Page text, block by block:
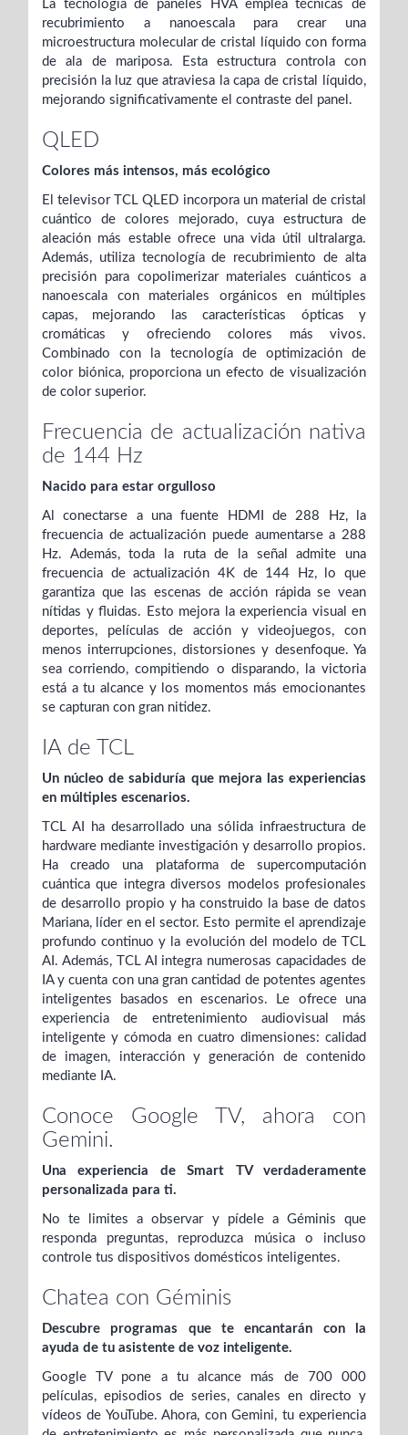
La tecnología de paneles HVA emplea técnicas de
recubrimiento a nanoescala para crear una
microestructura molecular de cristal líquido con forma
de ala de mariposa. Esta estructura controla con
precisión la luz que atraviesa la capa de cristal líquido,
mejorando significativamente el contraste del panel.
QLED
Colores más intensos, más ecológico
El televisor TCL QLED incorpora un material de cristal
cuántico de colores mejorado, cuya estructura de
aleación más estable ofrece una vida útil ultralarga.
Además, utiliza tecnología de recubrimiento de alta
precisión para copolimerizar materiales cuánticos a
nanoescala con materiales orgánicos en múltiples
capas, mejorando las características ópticas y
cromáticas y ofreciendo colores más vivos.
Combinado con la tecnología de optimización de
color biónica, proporciona un efecto de visualización
de color superior.
Frecuencia de actualización nativa
de 144 Hz
Nacido para estar orgulloso
Al conectarse a una fuente HDMI de 288 Hz, la
frecuencia de actualización puede aumentarse a 288
Hz. Además, toda la ruta de la señal admite una
frecuencia de actualización 4K de 144 Hz, lo que
garantiza que las escenas de acción rápida se vean
nítidas y fluidas. Esto mejora la experiencia visual en
deportes, películas de acción y videojuegos, con
menos interrupciones, distorsiones y desenfoque. Ya
sea corriendo, compitiendo o disparando, la victoria
está a tu alcance y los momentos más emocionantes
se capturan con gran nitidez.
IA de TCL
Un núcleo de sabiduría que mejora las experiencias
en múltiples escenarios.
TCL AI ha desarrollado una sólida infraestructura de
hardware mediante investigación y desarrollo propios.
Ha creado una plataforma de supercomputación
cuántica que integra diversos modelos profesionales
de desarrollo propio y ha construido la base de datos
Mariana, líder en el sector. Esto permite el aprendizaje
profundo continuo y la evolución del modelo de TCL
AI. Además, TCL AI integra numerosas capacidades de
IA y cuenta con una gran cantidad de potentes agentes
inteligentes basados ​​en escenarios. Le ofrece una
experiencia de entretenimiento audiovisual más
inteligente y cómoda en cuatro dimensiones: calidad
de imagen, interacción y generación de contenido
mediante IA.
Conoce Google TV, ahora con
Gemini.
Una experiencia de Smart TV verdaderamente
personalizada para ti.
No te limites a observar y pídele a Géminis que
responda preguntas, reproduzca música o incluso
controle tus dispositivos domésticos inteligentes.
Chatea con Géminis
Descubre programas que te encantarán con la
ayuda de tu asistente de voz inteligente.
Google TV pone a tu alcance más de 700 000
películas, episodios de series, canales en directo y
vídeos de YouTube. Ahora, con Gemini, tu experiencia